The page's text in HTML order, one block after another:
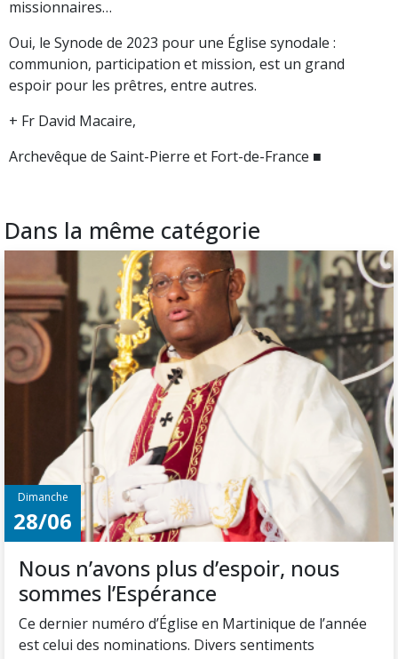
missionnaires…
Oui, le Synode de 2023 pour une Église synodale :
communion, participation et mission, est un grand
espoir pour les prêtres, entre autres.
+ Fr David Macaire,
Archevêque de Saint-Pierre et Fort-de-France ■
Dans la même catégorie
Dimanche
28/06
Nous n’avons plus d’espoir, nous
sommes l’Espérance
Ce dernier numéro d’Église en Martinique de l’année
est celui des nominations. Divers sentiments